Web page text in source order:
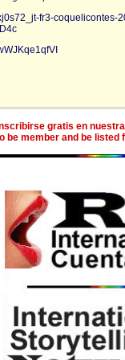
fr3-coquelicontes-
gratis en
be member and be